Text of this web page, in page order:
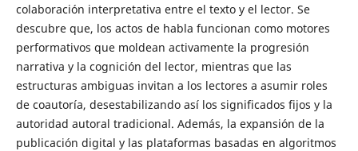
colaboración interpretativa entre el texto y el lector. Se
descubre que, los actos de habla funcionan como motores
performativos que moldean activamente la progresión
narrativa y la cognición del lector, mientras que las
estructuras ambiguas invitan a los lectores a asumir roles
de coautoría, desestabilizando así los significados fijos y la
autoridad autoral tradicional. Además, la expansión de la
publicación digital y las plataformas basadas en algoritmos